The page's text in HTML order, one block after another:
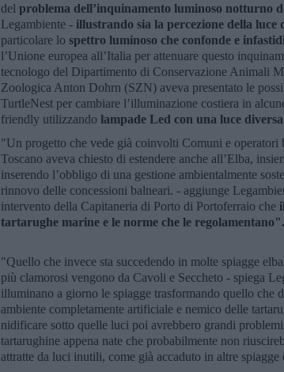
del problema dell’inquinamento luminoso notturno
Legambiente - illustrando sia la percezione della
particolare lo spettro luminoso che confonde e
l’Unione europea all’Italia per attenuare questo
tecnologo del Dipartimento di Conservazione Animali
Zoologica Anton Dohrn (SZN) aveva presentato le
TurtleNest per cambiare l’illuminazione costiera in
friendly utilizzando lampade Led con una luce
"Un progetto che vede già coinvolti Comuni e
Toscano aveva chiesto di estendere anche all’Elba,
inserendo l’obbligo di una gestione ambientalmente
rinnovo delle concessioni balneari. - aggiunge
intervento della Capitaneria di Porto di Portoferraio che
tartarughe marine e le norme che le regolamentano".
"Quello che invece sta succedendo in molte spiagge
più clamorosi vengono da Cavoli e Seccheto - spiega
illuminano a giorno le spiagge trasformando quello che
ambiente completamente artificiale e nemico delle
nidificare sotto quelle luci poi avrebbero grandi
tartarughine appena nate che probabilmente non
attratte da luci inutili, come già accaduto in altre spiagge